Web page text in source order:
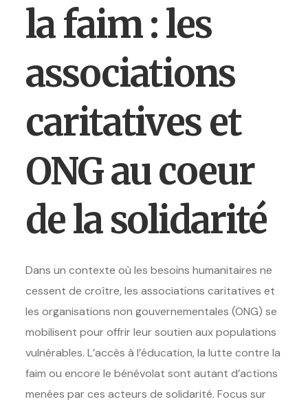
la faim : les
associations
caritatives et
ONG au coeur
de la solidarité
Dans un contexte où les besoins humanitaires ne
cessent de croître, les associations caritatives et
les organisations non gouvernementales (ONG) se
mobilisent pour offrir leur soutien aux populations
vulnérables. L’accès à l’éducation, la lutte contre la
faim ou encore le bénévolat sont autant d’actions
menées par ces acteurs de solidarité. Focus sur